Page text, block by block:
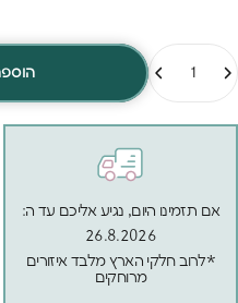
אם תזמינו היום, נגיע אליכם עד ה:
26.8.2026
*לרוב חלקי הארץ מלבד איזורים
מרוחקים